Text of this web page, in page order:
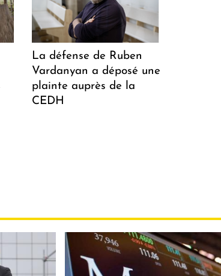
La défense de Ruben
Vardanyan a déposé une
plainte auprès de la
CEDH